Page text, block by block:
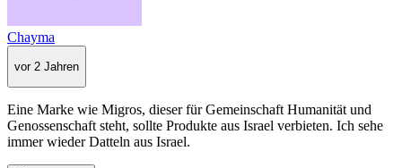
Chayma
vor 2 Jahren
Eine Marke wie Migros, dieser für Gemeinschaft Humanität und
Genossenschaft steht, sollte Produkte aus Israel verbieten. Ich sehe
immer wieder Datteln aus Israel.